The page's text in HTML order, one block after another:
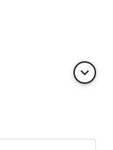
keyboard_arrow_down